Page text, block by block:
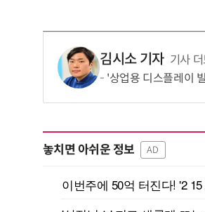
김시소 기자 기사 더
'상업용 디스플레이
놓치면 아쉬운 정보 AD